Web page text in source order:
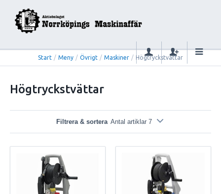
Start / Meny / Övrigt / Maskiner / Högtryckstvättar
Högtryckstvättar
Filtrera & sortera Antal artiklar 7